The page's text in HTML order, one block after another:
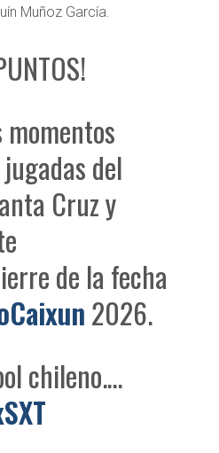
Muñoz García.
del
Cruz y
de la fecha
2026.
chileno.…